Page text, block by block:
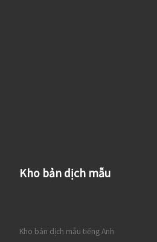
Kho bản dịch mẫu
Kho bản dịch mẫu tiếng Anh